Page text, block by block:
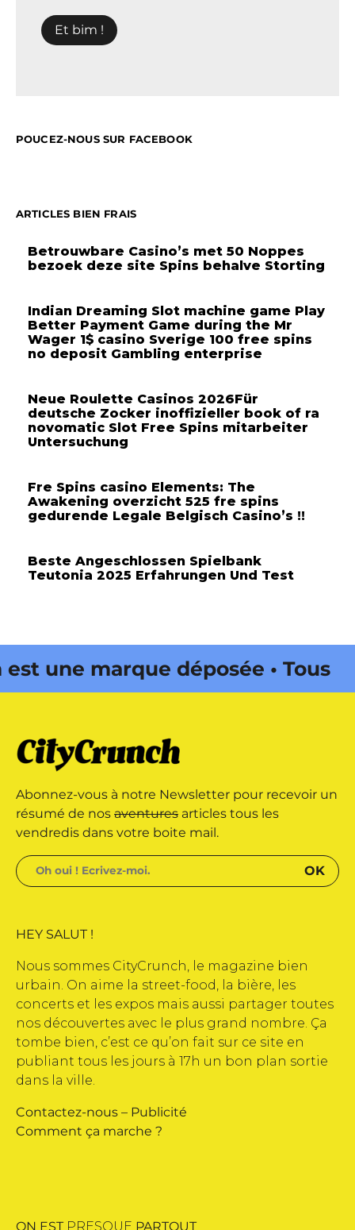
POUCEZ-NOUS SUR FACEBOOK
ARTICLES BIEN FRAIS
Betrouwbare Casino’s met 50 Noppes
bezoek deze site Spins behalve Storting
Indian Dreaming Slot machine game Play
Better Payment Game during the Mr
Wager 1$ casino Sverige 100 free spins
no deposit Gambling enterprise
Neue Roulette Casinos 2026Für
deutsche Zocker inoffizieller book of ra
novomatic Slot Free Spins mitarbeiter
Untersuchung
Fre Spins casino Elements: The
Awakening overzicht 525 fre spins
gedurende Legale Belgisch Casino’s !!
Beste Angeschlossen Spielbank
Teutonia 2025 Erfahrungen Und Test
une marque déposée • Tous
est une marque
droits réservés • Magazine édité
Web •
Abonnez-vous à notre Newsletter pour recevoir un
résumé de nos aventures articles tous les
vendredis dans votre boite mail.
HEY SALUT !
Nous sommes CityCrunch, le magazine bien
urbain. On aime la street-food, la bière, les
concerts et les expos mais aussi partager toutes
nos découvertes avec le plus grand nombre. Ça
tombe bien, c’est ce qu’on fait sur ce site en
publiant tous les jours à 17h un bon plan sortie
dans la ville.
Contactez-nous – Publicité
Comment ça marche ?
ON EST PRESQUE PARTOUT